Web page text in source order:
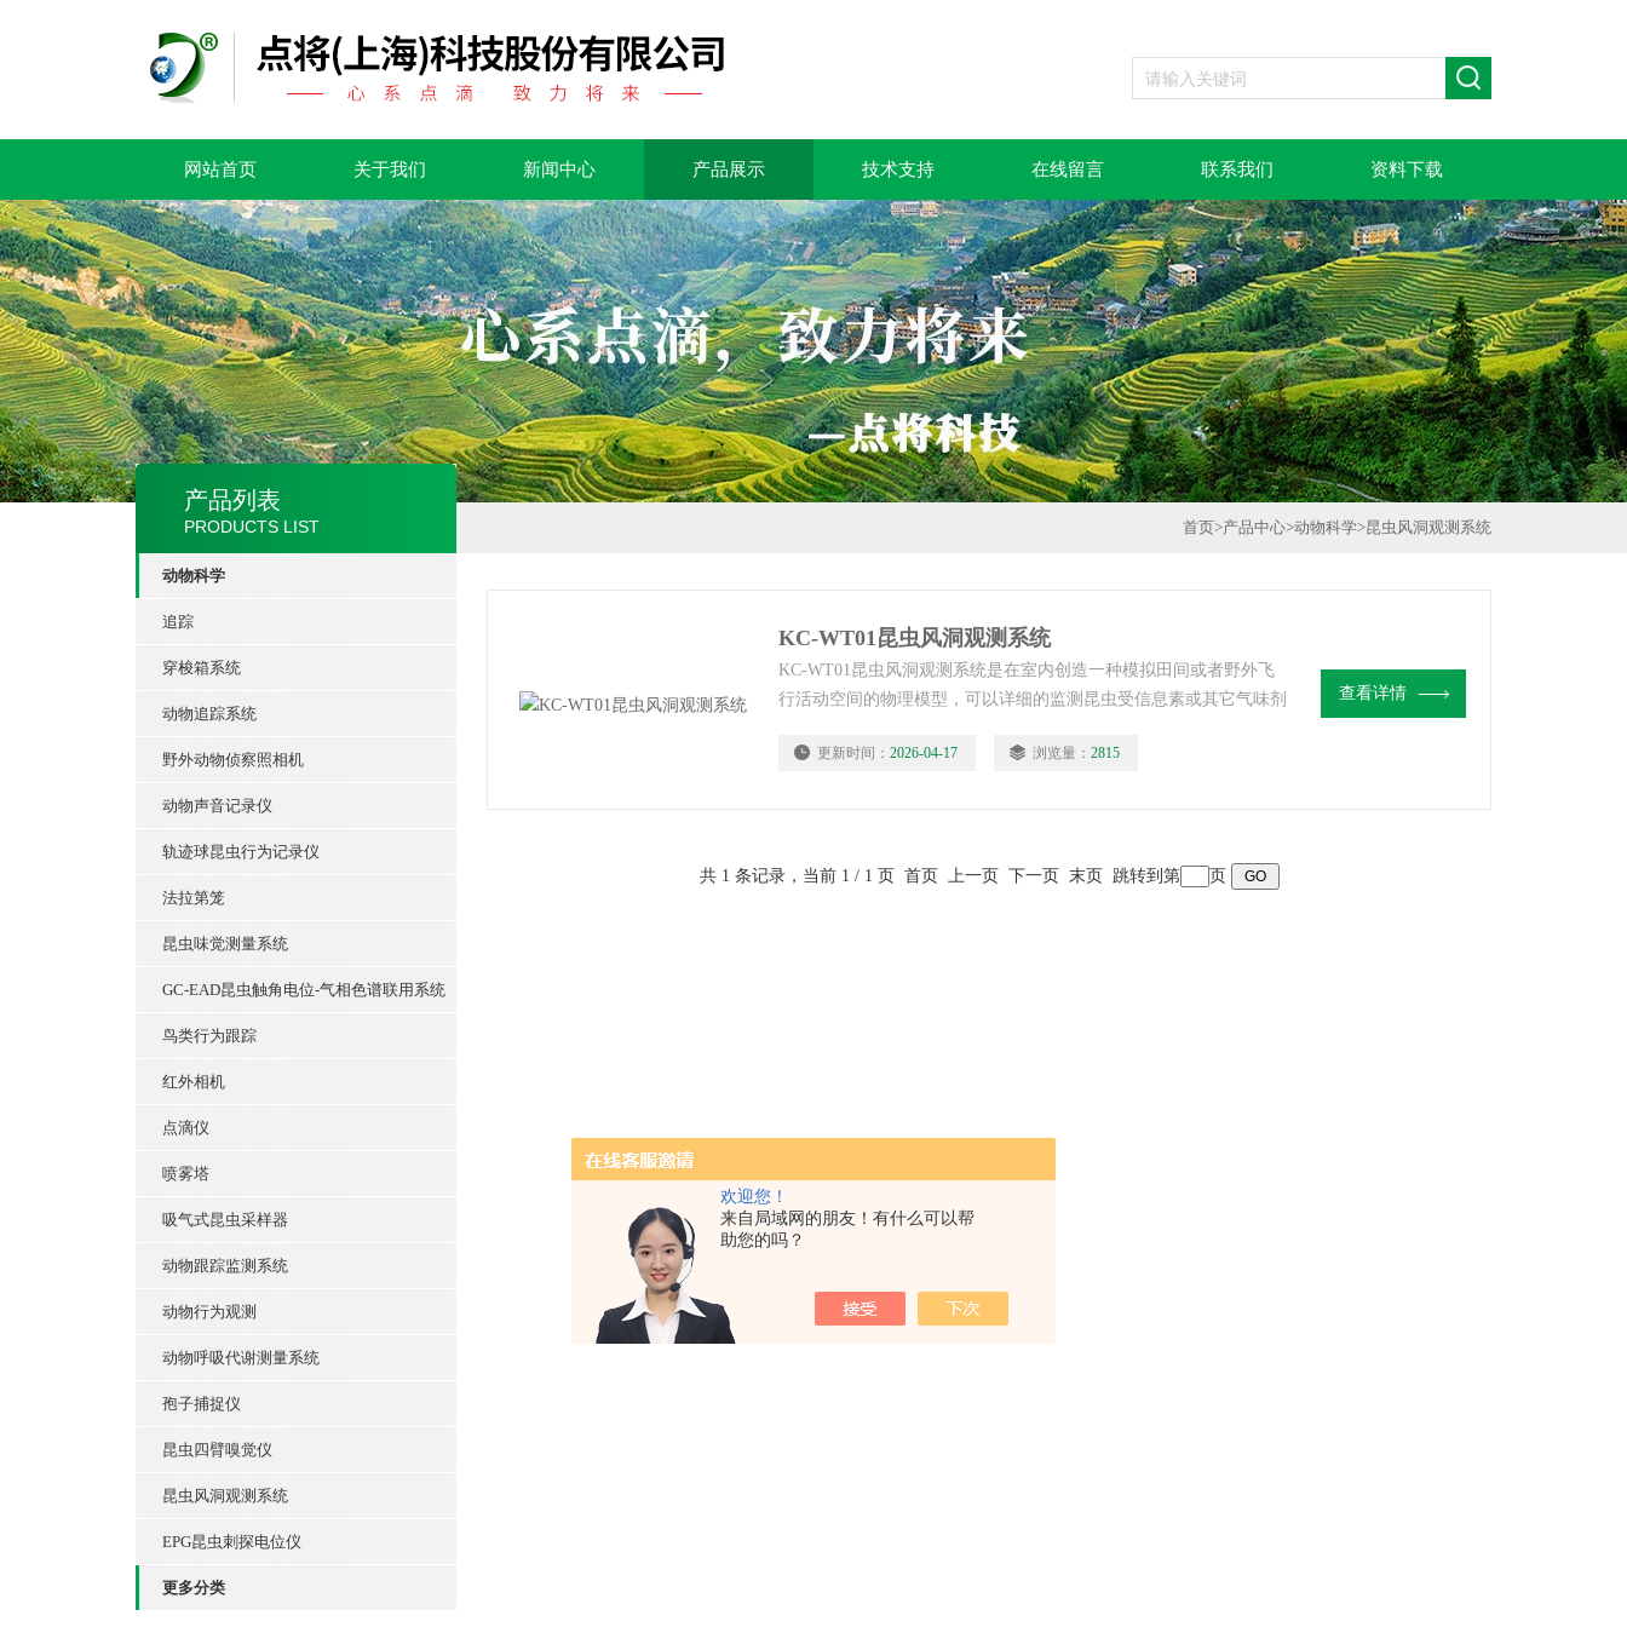
欢迎您！
来自局域网的朋友！有什么可以帮
助您的吗？
网站首页 关于我们 新闻中心 产品展示 技术支持 在线留言 联系我们 资料下载
产品列表
PRODUCTS LIST
动物科学
追踪
穿梭箱系统
动物追踪系统
野外动物侦察照相机
动物声音记录仪
轨迹球昆虫行为记录仪
法拉第笼
昆虫味觉测量系统
GC-EAD昆虫触角电位-气相色谱联用系统
鸟类行为跟踪
红外相机
点滴仪
喷雾塔
吸气式昆虫采样器
动物跟踪监测系统
动物行为观测
动物呼吸代谢测量系统
孢子捕捉仪
昆虫四臂嗅觉仪
昆虫风洞观测系统
EPG昆虫刺探电位仪
更多分类
首页>产品中心>动物科学>昆虫风洞观测系统
KC-WT01昆虫风洞观测系统
KC-WT01昆虫风洞观测系统是在室内创造一种模拟田间或者野外飞
行活动空间的物理模型，可以详细的监测昆虫受信息素或其它气味剂
广泛应用于测定昆虫受信息素或寄主气味诱导而产生的飞行行为以及
更新时间： 2026-04-17 浏览量： 2815
查看详情
共 1 条记录，当前 1 / 1 页 首页 上一页 下一页 末页 跳转到第 页